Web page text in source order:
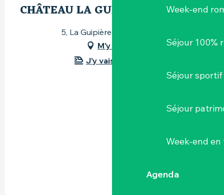
Week-end
Séjour 100%
Séjour sportif
Séjour
Week-end
Agenda
CHÂTEAU LA GUIPIÈRE
5, La Guipière, 44330 Vallet
M'y rendre
J'y vais en train !